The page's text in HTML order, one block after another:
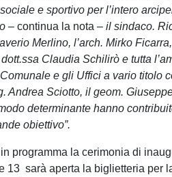
e sportivo per l’intero
– continua la nota – il sindaco.
Merlino, l’arch. Mirko
Claudia Schilirò e tutta
e gli Uffici a vario titolo
Andrea Sciotto, il geom.
determinante hanno
obiettivo”.
programma la cerimonia di
13 sarà aperta la biglietteria per